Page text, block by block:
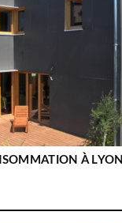
À LYON